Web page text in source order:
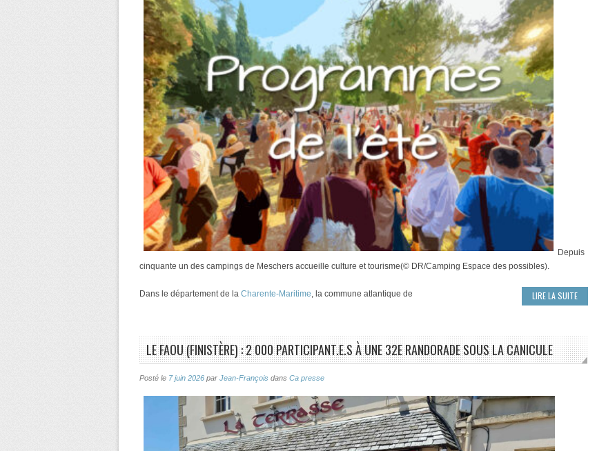
Depuis
cinquante un des campings de Meschers accueille culture et tourisme(© DR/Camping Espace des possibles).
Dans le département de la Charente-Maritime, la commune atlantique de LIRE LA SUITE
LE FAOU (FINISTÈRE) : 2 000 PARTICIPANT.E.S À UNE 32E RANDORADE SOUS LA CANICULE
Posté le 7 juin 2026 par Jean-François dans Ca presse